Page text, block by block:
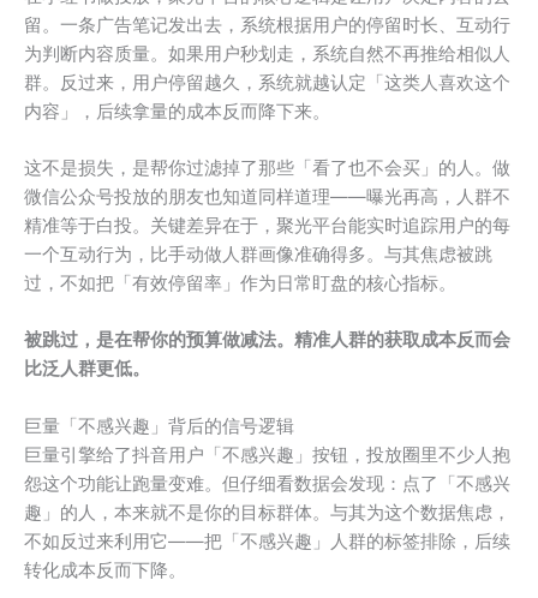
留。一条广告笔记发出去，系统根据用户的停留时长、互动行
为判断内容质量。如果用户秒划走，系统自然不再推给相似人
群。反过来，用户停留越久，系统就越认定「这类人喜欢这个
内容」，后续拿量的成本反而降下来。
这不是损失，是帮你过滤掉了那些「看了也不会买」的人。做
微信公众号投放的朋友也知道同样道理——曝光再高，人群不
精准等于白投。关键差异在于，聚光平台能实时追踪用户的每
一个互动行为，比手动做人群画像准确得多。与其焦虑被跳
过，不如把「有效停留率」作为日常盯盘的核心指标。
被跳过，是在帮你的预算做减法。精准人群的获取成本反而会
比泛人群更低。
巨量「不感兴趣」背后的信号逻辑
巨量引擎给了抖音用户「不感兴趣」按钮，投放圈里不少人抱
怨这个功能让跑量变难。但仔细看数据会发现：点了「不感兴
趣」的人，本来就不是你的目标群体。与其为这个数据焦虑，
不如反过来利用它——把「不感兴趣」人群的标签排除，后续
转化成本反而下降。